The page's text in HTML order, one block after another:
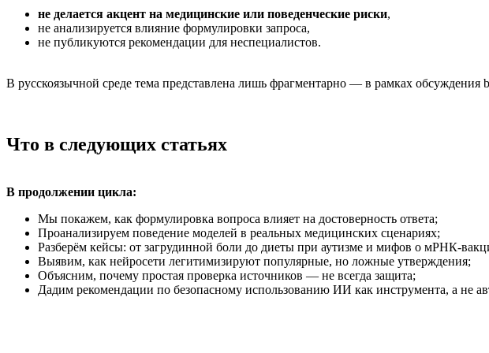
не делается акцент на медицинские или поведенческие риски,
не анализируется влияние формулировки запроса,
не публикуются рекомендации для неспециалистов.
В русскоязычной среде тема представлена лишь фрагментарно — в рамках обсуждения
Что в следующих статьях
В продолжении цикла:
Мы покажем, как формулировка вопроса влияет на достоверность ответа;
Проанализируем поведение моделей в реальных медицинских сценариях;
Разберём кейсы: от загрудинной боли до диеты при аутизме и мифов о мРНК-
Выявим, как нейросети легитимизируют популярные, но ложные утверждения;
Объясним, почему простая проверка источников — не всегда защита;
Дадим рекомендации по безопасному использованию ИИ как инструмента, а не